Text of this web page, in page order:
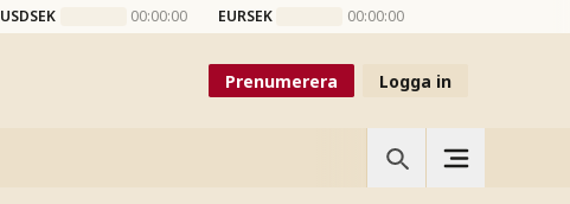
USDSEK 00:00:00 EURSEK 00:00:00
Prenumerera Logga in